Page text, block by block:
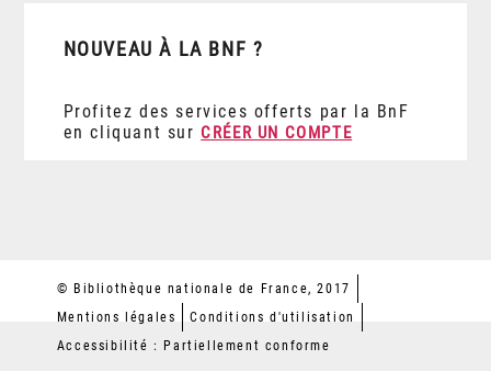
NOUVEAU À LA BNF ?
Profitez des services offerts par la BnF
en cliquant sur CRÉER UN COMPTE
© Bibliothèque nationale de France, 2017
Mentions légales
Conditions d'utilisation
Accessibilité : Partiellement conforme